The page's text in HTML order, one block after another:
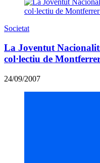
Societat
La Joventut
col·lectiu de
24/09/2007